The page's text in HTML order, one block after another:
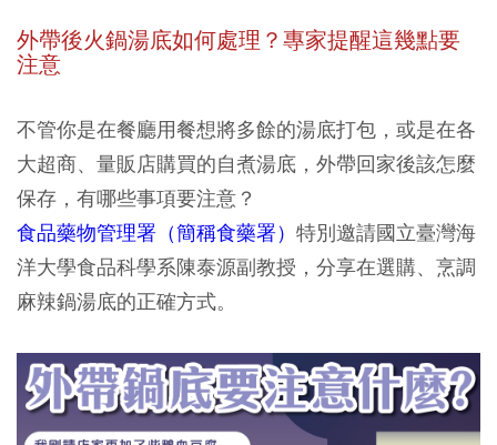
外帶後火鍋湯底如何處理？專家提醒這幾點要
注意
不管你是在餐廳用餐想將多餘的湯底打包，或是在各
大超商、量販店購買的自煮湯底，外帶回家後該怎麼
保存，有哪些事項要注意？
食品藥物管理署（簡稱食藥署） 特別邀請國立臺灣海
洋大學食品科學系陳泰源副教授，分享在選購、烹調
麻辣鍋湯底的正確方式。